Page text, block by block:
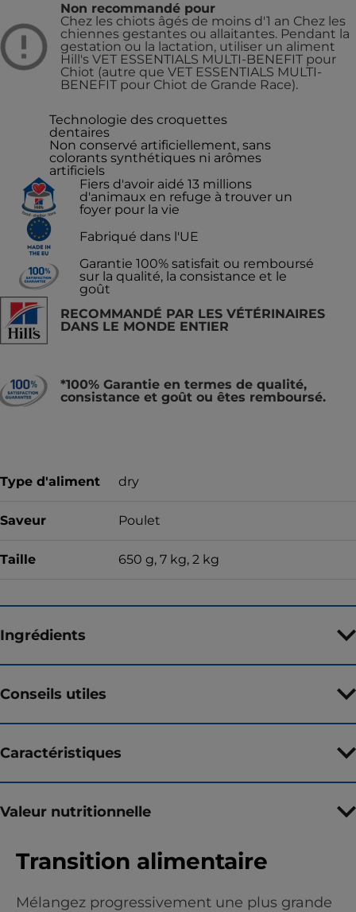
Non recommandé pour
Chez les chiots âgés de moins d'1 an Chez les
chiennes gestantes ou allaitantes. Pendant la
gestation ou la lactation, utiliser un aliment
Hill's VET ESSENTIALS MULTI-BENEFIT pour
Chiot (autre que VET ESSENTIALS MULTI-
BENEFIT pour Chiot de Grande Race).
Technologie des croquettes
dentaires
Non conservé artificiellement, sans
colorants synthétiques ni arômes
artificiels
Fiers d'avoir aidé 13 millions
d'animaux en refuge à trouver un
foyer pour la vie
Fabriqué dans l'UE
Garantie 100% satisfait ou remboursé
sur la qualité, la consistance et le
goût
RECOMMANDÉ PAR LES VÉTÉRINAIRES
DANS LE MONDE ENTIER
*100% Garantie en termes de qualité,
consistance et goût ou êtes remboursé.
Type d'aliment dry
Saveur Poulet
Taille 650 g, 7 kg, 2 kg
Ingrédients
Conseils utiles
Caractéristiques
Valeur nutritionnelle
Transition alimentaire
Mélangez progressivement une plus grande